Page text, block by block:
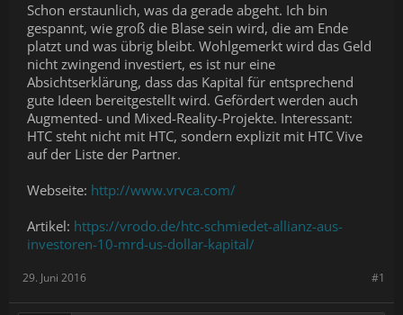
Schon erstaunlich, was da gerade abgeht. Ich bin
gespannt, wie groß die Blase sein wird, die am Ende
platzt und was übrig bleibt. Wohlgemerkt wird das Geld
nicht zwingend investiert, es ist nur eine
Absichtserklärung, dass das Kapital für entsprechend
gute Ideen bereitgestellt wird. Gefördert werden auch
Augmented- und Mixed-Reality-Projekte. Interessant:
HTC steht nicht mit HTC, sondern explizit mit HTC Vive
auf der Liste der Partner.
Webseite: http://www.vrvca.com/
Artikel: https://vrodo.de/htc-schmiedet-allianz-aus-
investoren-10-mrd-us-dollar-kapital/
#1
29. Juni 2016